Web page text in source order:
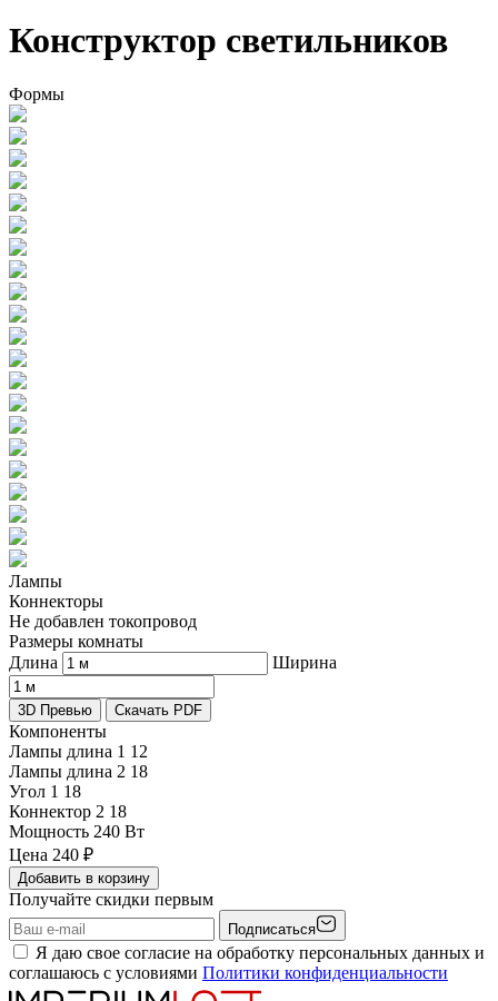
Конструктор светильников
Формы
Лампы
Коннекторы
Не добавлен токопровод
Размеры комнаты
Длина
Ширина
3D Превью Скачать PDF
Компоненты
Лампы длина 1 12
Лампы длина 2 18
Угол 1 18
Коннектор 2 18
Мощность 240 Вт
Цена 240 ₽
Добавить в корзину
Получайте скидки первым
Подписаться
Я даю свое согласие на обработку персональных данных и
соглашаюсь с условиями Политики конфиденциальности